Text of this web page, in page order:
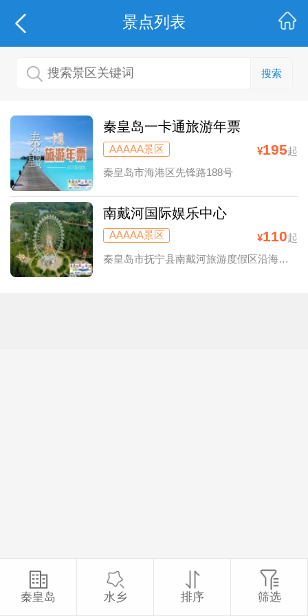
景点列表
搜索
秦皇岛一卡通旅游年票
AAAAA景区 ¥195起
秦皇岛市海港区先锋路188号
南戴河国际娱乐中心
AAAAA景区 ¥110起
秦皇岛市抚宁县南戴河旅游度假区沿海路999号
秦皇岛 水乡 排序 筛选